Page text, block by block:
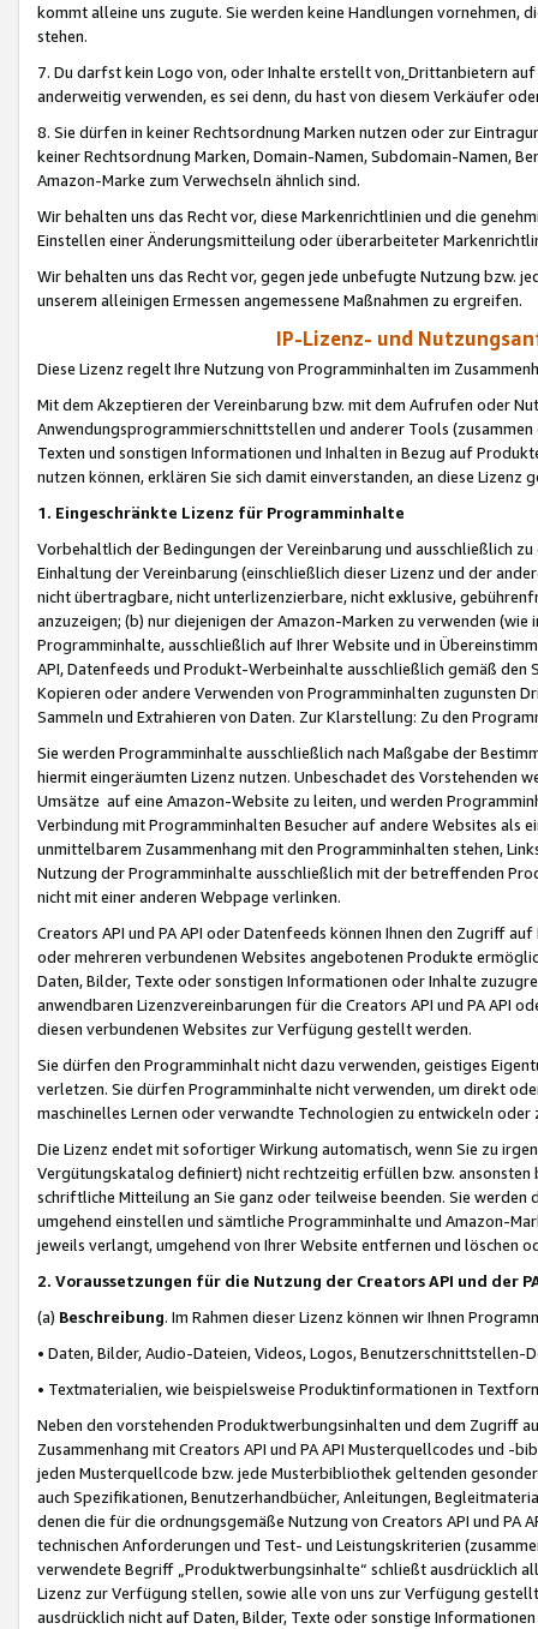
kommt alleine uns zugute. Sie werden keine Handlungen vornehmen,
stehen.
7. Du darfst kein Logo von, oder Inhalte erstellt von,Drittanbietern auf
anderweitig verwenden, es sei denn, du hast von diesem Verkäufer
8. Sie dürfen in keiner Rechtsordnung Marken nutzen oder zur
keiner Rechtsordnung Marken, Domain-Namen, Subdomain-Namen,
Amazon-Marke zum Verwechseln ähnlich sind.
Wir behalten uns das Recht vor, diese Markenrichtlinien und die
Einstellen einer Änderungsmitteilung oder überarbeiteter
Wir behalten uns das Recht vor, gegen jede unbefugte Nutzung bzw.
unserem alleinigen Ermessen angemessene Maßnahmen zu ergreifen.
IP-Lizenz- und
Diese Lizenz regelt Ihre Nutzung von Programminhalten im
Mit dem Akzeptieren der Vereinbarung bzw. mit dem Aufrufen oder
Anwendungsprogrammierschnittstellen und anderer Tools (zusammen
Texten und sonstigen Informationen und Inhalten in Bezug auf
nutzen können, erklären Sie sich damit einverstanden, an diese Lizenz
1. Eingeschränkte Lizenz für Programminhalte
Vorbehaltlich der Bedingungen der Vereinbarung und ausschließlich
Einhaltung der Vereinbarung (einschließlich dieser Lizenz und der
nicht übertragbare, nicht unterlizenzierbare, nicht exklusive,
anzuzeigen; (b) nur diejenigen der Amazon-Marken zu verwenden
Programminhalte, ausschließlich auf Ihrer Website und in
API, Datenfeeds und Produkt-Werbeinhalte ausschließlich gemäß
Kopieren oder andere Verwenden von Programminhalten zugunsten
Sammeln und Extrahieren von Daten. Zur Klarstellung: Zu den
Sie werden Programminhalte ausschließlich nach Maßgabe der
hiermit eingeräumten Lizenz nutzen. Unbeschadet des Vorstehenden
Umsätze auf eine Amazon-Website zu leiten, und werden
Verbindung mit Programminhalten Besucher auf andere Websites als
unmittelbarem Zusammenhang mit den Programminhalten stehen,
Nutzung der Programminhalte ausschließlich mit der betreffenden
nicht mit einer anderen Webpage verlinken.
Creators API und PA API oder Datenfeeds können Ihnen den Zugriff
oder mehreren verbundenen Websites angebotenen Produkte
Daten, Bilder, Texte oder sonstigen Informationen oder Inhalte
anwendbaren Lizenzvereinbarungen für die Creators API und PA API
diesen verbundenen Websites zur Verfügung gestellt werden.
Sie dürfen den Programminhalt nicht dazu verwenden, geistiges
verletzen. Sie dürfen Programminhalte nicht verwenden, um direkt
maschinelles Lernen oder verwandte Technologien zu entwickeln
Die Lizenz endet mit sofortiger Wirkung automatisch, wenn Sie zu
Vergütungskatalog definiert) nicht rechtzeitig erfüllen bzw. ansonsten
schriftliche Mitteilung an Sie ganz oder teilweise beenden. Sie werden
umgehend einstellen und sämtliche Programminhalte und Amazon-
jeweils verlangt, umgehend von Ihrer Website entfernen und löschen
2. Voraussetzungen für die Nutzung der Creators API und der
(a) Beschreibung. Im Rahmen dieser Lizenz können wir Ihnen
• Daten, Bilder, Audio-Dateien, Videos, Logos, Benutzerschnittstellen-
• Textmaterialien, wie beispielsweise Produktinformationen in
Neben den vorstehenden Produktwerbungsinhalten und dem Zugriff
Zusammenhang mit Creators API und PA API Musterquellcodes und
jeden Musterquellcode bzw. jede Musterbibliothek geltenden
auch Spezifikationen, Benutzerhandbücher, Anleitungen,
denen die für die ordnungsgemäße Nutzung von Creators API und PA
technischen Anforderungen und Test- und Leistungskriterien
verwendete Begriff „Produktwerbungsinhalte“ schließt ausdrücklich
Lizenz zur Verfügung stellen, sowie alle von uns zur Verfügung
ausdrücklich nicht auf Daten, Bilder, Texte oder sonstige